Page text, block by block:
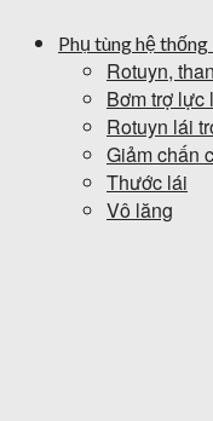
Phụ tùng hệ thống
Rotuyn,
Bơm trợ lực
Rotuyn lái
Giảm chấn
Thước lái
Vô lăng